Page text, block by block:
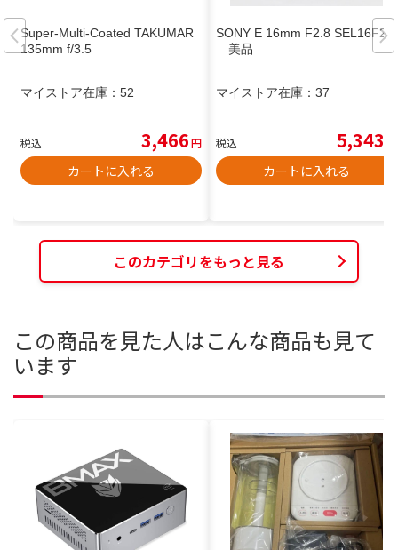
Super-Multi-Coated TAKUMAR
135mm f/3.5
マイストア在庫： 52
税込 3,466円
カートに入れる
SONY E 16mm F2.8 SEL16F28
美品
マイストア在庫： 37
税込 5,343
カートに入れる
このカテゴリをもっと見る
この商品を見た人はこんな商品も見て
います